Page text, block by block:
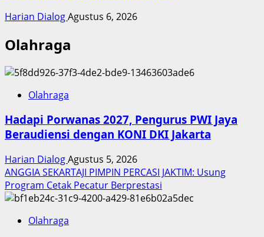
Harian DialogAgustus 6, 2026
Olahraga
Olahraga
Hadapi Porwanas 2027, Pengurus PWI Jaya
Beraudiensi dengan KONI DKI Jakarta
Harian DialogAgustus 5, 2026
ANGGIA SEKARTAJI PIMPIN PERCASI JAKTIM: Usung
Program Cetak Pecatur Berprestasi
Olahraga